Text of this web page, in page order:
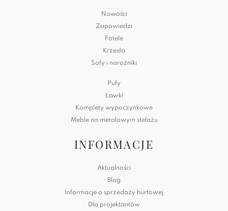
Nowości
Zapowiedzi
Fotele
Krzesła
Sofy i narożniki
Pufy
Ławki
Komplety wypoczynkowe
Meble na metalowym stelażu
INFORMACJE
Aktualności
Blog
Informacje o sprzedaży hurtowej
Dla projektantów